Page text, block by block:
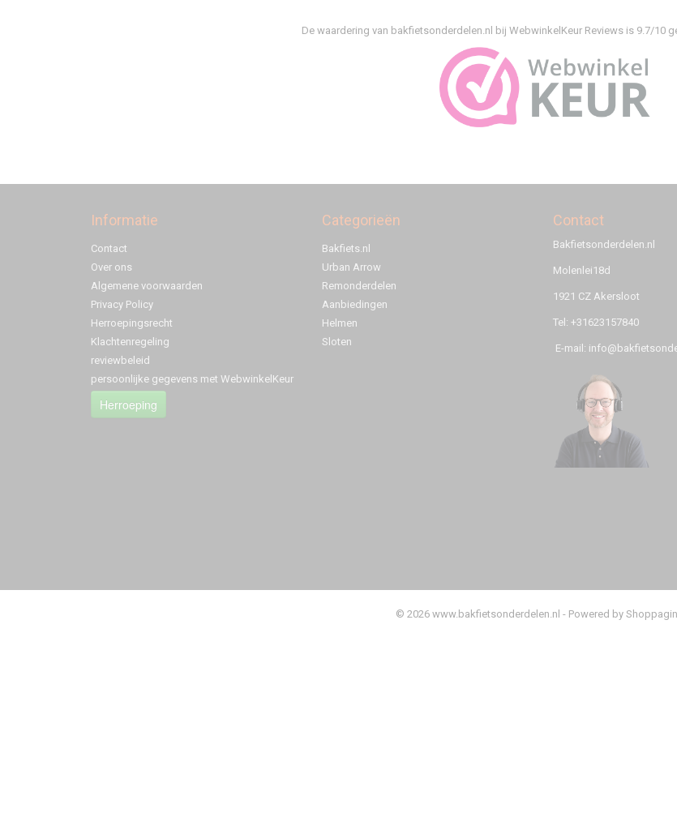
De waardering van bakfietsonderdelen.nl bij WebwinkelKeur Reviewsis 9.7/10
Informatie
Contact
Over ons
Algemene voorwaarden
Privacy Policy
Herroepingsrecht
Klachtenregeling
reviewbeleid
persoonlijke gegevens met WebwinkelKeur
Herroeping
Categorieën
Bakfiets.nl
Urban Arrow
Remonderdelen
Aanbiedingen
Helmen
Sloten
Contact
Bakfietsonderdelen.nl
Molenlei18d
1921 CZ Akersloot
Tel: +31623157840
E-mail:
© 2026 www.bakfietsonderdelen.nl - Powered by